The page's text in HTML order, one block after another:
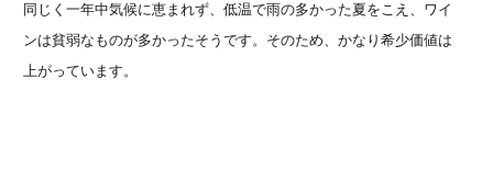
同じく一年中気候に恵まれず、低温で雨の多かった夏をこえ、ワイ
ンは貧弱なものが多かったそうです。そのため、かなり希少価値は
上がっています。